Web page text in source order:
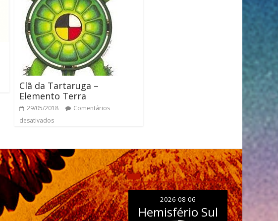
Clã da Tartaruga –
Elemento Terra
29/05/2018
Comentários
desativados
2026-08-06
Hemisfério Sul